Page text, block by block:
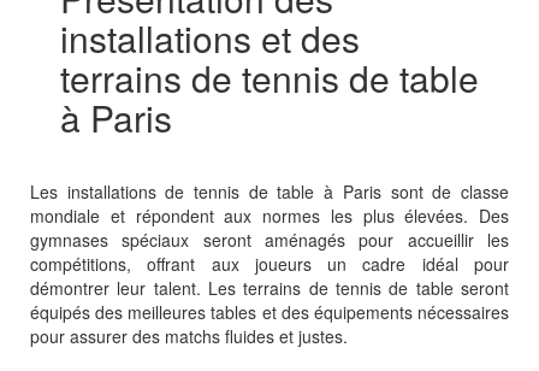
installations et des
terrains de tennis de table
à Paris
Les installations de tennis de table à Paris sont de classe
mondiale et répondent aux normes les plus élevées. Des
gymnases spéciaux seront aménagés pour accueillir les
compétitions, offrant aux joueurs un cadre idéal pour
démontrer leur talent. Les terrains de tennis de table seront
équipés des meilleures tables et des équipements nécessaires
pour assurer des matchs fluides et justes.